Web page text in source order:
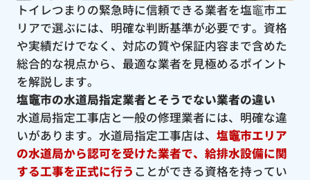
トイレつまりの緊急時に信頼できる業者を塩竈市エ
リアで選ぶには、明確な判断基準が必要です。資格
や実績だけでなく、対応の質や保証内容まで含めた
総合的な視点から、最適な業者を見極めるポイント
を解説します。
塩竈市の水道局指定業者とそうでない業者の違い
水道局指定工事店と一般の修理業者には、明確な違
いがあります。水道局指定工事店は、 塩竈市エリア
の水道局から認可を受けた業者で、給排水設備に関
する工事を正式に行う ことができる資格を持ってい